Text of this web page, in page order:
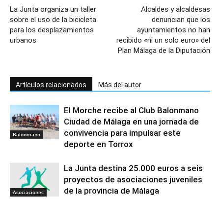
La Junta organiza un taller
sobre el uso de la bicicleta
para los desplazamientos
urbanos
Alcaldes y alcaldesas
denuncian que los
ayuntamientos no han
recibido «ni un solo euro» del
Plan Málaga de la Diputación
Artículos relacionados Más del autor
Balonmano
El Morche recibe al Club Balonmano
Ciudad de Málaga en una jornada de
convivencia para impulsar este
deporte en Torrox
Asociaciones
La Junta destina 25.000 euros a seis
proyectos de asociaciones juveniles
de la provincia de Málaga